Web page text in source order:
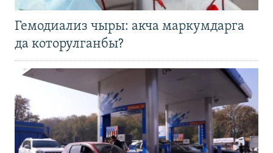
Гемодиализ чыры: акча маркумдарга
да которулганбы?